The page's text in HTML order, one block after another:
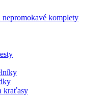
nepromokavé komplety
kraťasy